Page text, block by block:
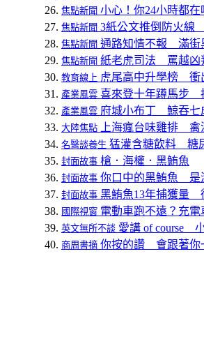
焦點新聞 小心！你24小時都在
焦點新聞 3紙公文推倒防火線
焦點新聞 通路知情不報 滿街
焦點新聞 紙老虎司法 罵越凶
教育線上 虎尾高中升學榜 衝
產業風雲 喜來登十年蹲馬步
產業風雲 府城小布丁 鯨吞七
大陸焦點 上海瘋台味雞排 禽
名醫談養生 猛灌含糖飲料 糖
封面故事 槍．海權．黑鮪魚
封面故事 你口中的黑鮪魚 是
封面故事 黑鮪魚13年捕獲量
國際視窗 電動車跑不遠？充
英文無所不談 愛講 of course
商周書摘 你按的讚 會跟著你